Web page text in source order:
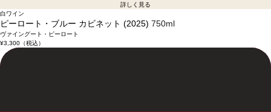
詳しく見る
白ワイン
ピーロート・ブルー カビネット (2025) 750ml
ヴァイングート・ピーロート
¥3,300（税込）